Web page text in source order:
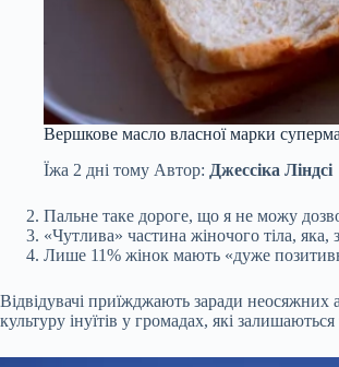
Вершкове масло власної марки
Їжа 2 дні тому Автор: Джессіка Ліндсі
Пальне таке дороге, що я не можу
«Чутлива» частина жіночого тіла, яка,
Лише 11% жінок мають «дуже
Відвідувачі приїжджають заради
культуру інуїтів у громадах, які